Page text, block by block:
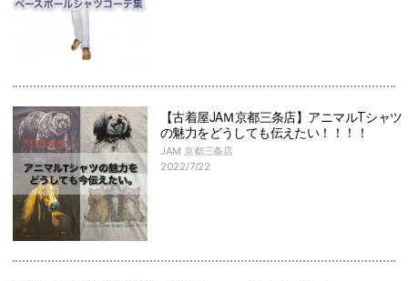
【古着屋JAＭ京都三条店】アニマルTシャツ
の魅力をどうしても伝えたい！！！！
JAM 京都三条店
2022/7/22